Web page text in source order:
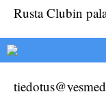
Rusta Clubin